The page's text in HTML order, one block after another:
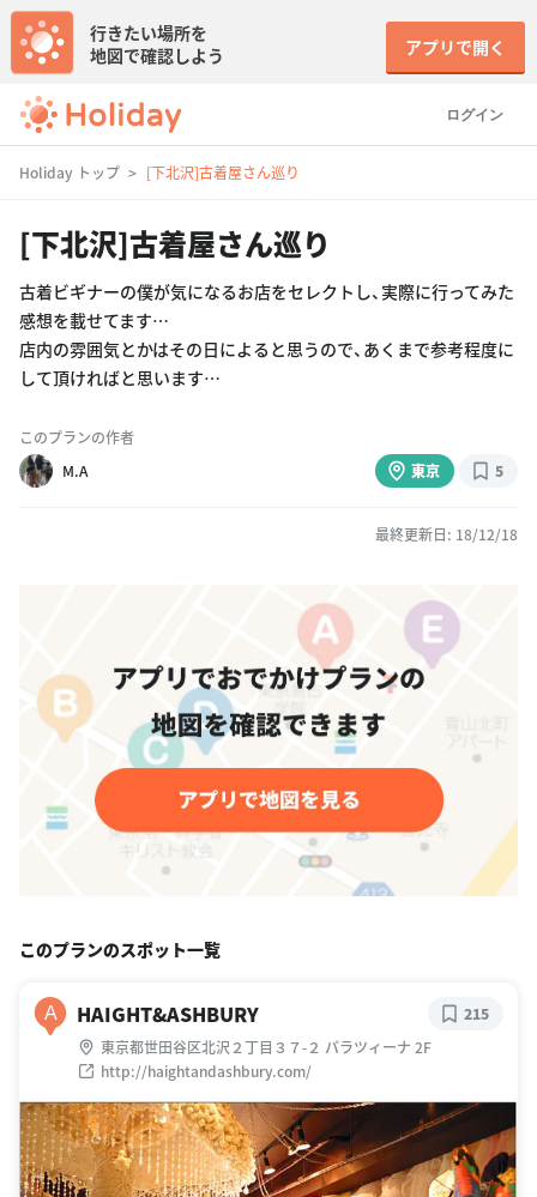
ログイン
行きたい場所を
地図で確認しよう
アプリで開く
Holiday トップ [下北沢]古着屋さん巡り
[下北沢]古着屋さん巡り
古着ビギナーの僕が気になるお店をセレクトし、実際に行ってみた
感想を載せてます…
店内の雰囲気とかはその日によると思うので、あくまで参考程度に
して頂ければと思います…
このプランの作者
M.A
東京 5
最終更新日: 18/12/18
このプランのスポット一覧
A HAIGHT&ASHBURY
東京都世田谷区北沢２丁目３７-２ パラツィーナ 2F
http://haightandashbury.com/
215